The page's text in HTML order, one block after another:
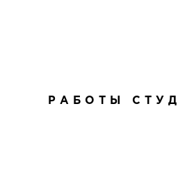
РАБОТЫ